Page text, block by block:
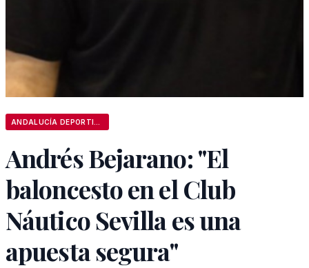
Andrés Bejarano: "El
baloncesto en el Club
Náutico Sevilla es una
apuesta segura"